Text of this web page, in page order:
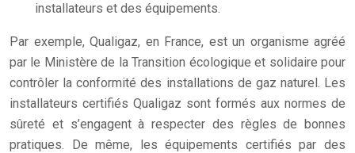
installateurs et des équipements.
Par exemple, Qualigaz, en France, est un organisme agréé
par le Ministère de la Transition écologique et solidaire pour
contrôler la conformité des installations de gaz naturel. Les
installateurs certifiés Qualigaz sont formés aux normes de
sûreté et s’engagent à respecter des règles de bonnes
pratiques. De même, les équipements certifiés par des